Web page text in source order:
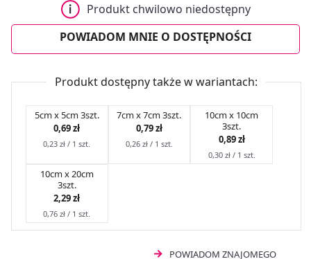
Produkt chwilowo niedostępny
POWIADOM MNIE O DOSTĘPNOŚCI
Produkt dostępny także w wariantach:
5cm x 5cm 3szt.
0,69 zł
0,23 zł / 1 szt.
7cm x 7cm 3szt.
0,79 zł
0,26 zł / 1 szt.
10cm x 10cm
3szt.
0,89 zł
0,30 zł / 1 szt.
10cm x 20cm
3szt.
2,29 zł
0,76 zł / 1 szt.
POWIADOM ZNAJOMEGO